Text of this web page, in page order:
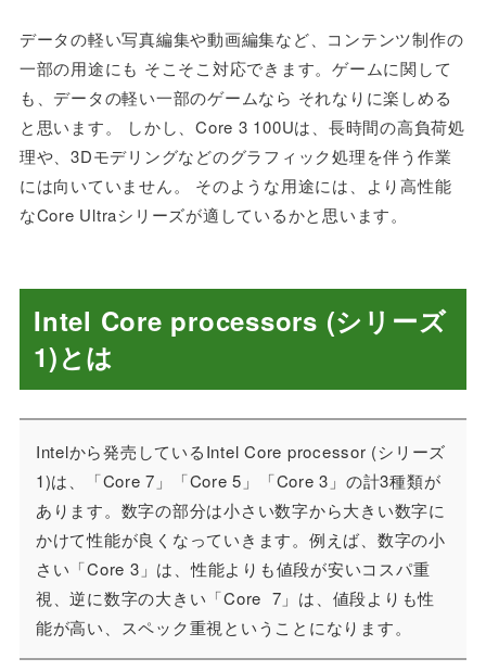
データの軽い写真編集や動画編集など、コンテンツ制作の
一部の用途にも そこそこ対応できます。ゲームに関して
も、データの軽い一部のゲームなら それなりに楽しめる
と思います。 しかし、Core 3 100Uは、長時間の高負荷処
理や、3Dモデリングなどのグラフィック処理を伴う作業
には向いていません。 そのような用途には、より高性能
なCore Ultraシリーズが適しているかと思います。
Intel Core processors (シリーズ
1)とは
Intelから発売しているIntel Core processor (シリーズ
1)は、「Core 7」「Core 5」「Core 3」の計3種類が
あります。数字の部分は小さい数字から大きい数字に
かけて性能が良くなっていきます。例えば、数字の小
さい「Core 3」は、性能よりも値段が安いコスパ重
視、逆に数字の大きい「Core 7」は、値段よりも性
能が高い、スペック重視ということになります。